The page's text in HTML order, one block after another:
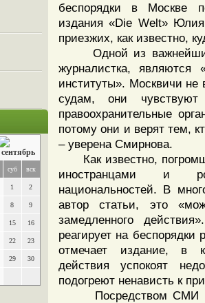
суб вск
1 2
8 9
15 16
22 23
29 30
беспорядки в Москве
издания «Die Welt»
приезжих, как известно,
Одной из важнейших
журналистка, являются
институты». Москвичи не
судам, они
правоохранительные
потому они и верят тем,
– уверена Смирнова.
Как известно,
иностранцами и
национальностей. В
автор статьи, это
замедленного
реагирует на
отмечает издание, в
действия успокоят
подогреют ненависть к
Посредством СМИ